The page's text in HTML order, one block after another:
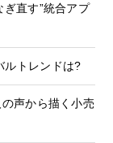
直す”統合アプ
ルトレンドは?
声から描く小売